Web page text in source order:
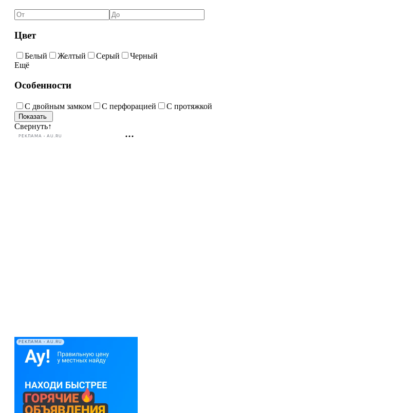
Цвет
Белый Желтый Серый
Черный
Ещё
Особенности
С двойным замком С перфорацией С протяжкой
Свернуть↑
РЕКЛАМА • AU.RU
РЕКЛАМА • AU.RU